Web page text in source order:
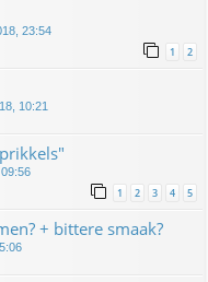
23:54
1 2
10:21
1 2 3 4 5
+ bittere smaak?